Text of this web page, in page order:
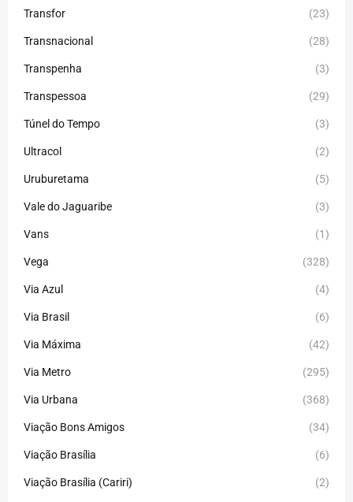
Transfor (23)
Transnacional (28)
Transpenha (3)
Transpessoa (29)
Túnel do Tempo (3)
Ultracol (2)
Uruburetama (5)
Vale do Jaguaribe (3)
Vans (1)
Vega (328)
Via Azul (4)
Via Brasil (6)
Via Máxima (42)
Via Metro (295)
Via Urbana (368)
Viação Bons Amigos (34)
Viação Brasília (6)
Viação Brasília (Cariri) (2)